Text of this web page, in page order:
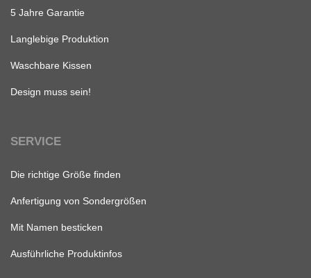
5 Jahre Garantie
Langlebige Produktion
Waschbare Kissen
Design muss sein!
SERVICE
Die richtige Größe finden
Anfertigung von Sondergrößen
Mit Namen besticken
Ausführliche Produktinfos